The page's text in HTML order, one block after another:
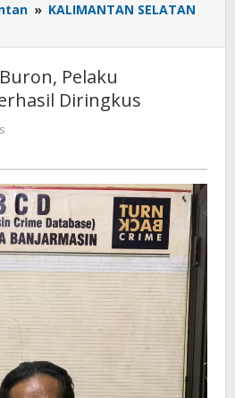
» KALIMANTAN SELATAN
Pelaku
Diringkus